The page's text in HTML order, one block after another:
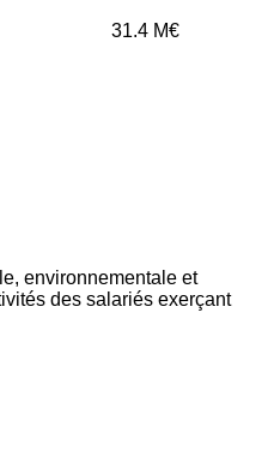
31.4 M€
environnementale et
des salariés exerçant